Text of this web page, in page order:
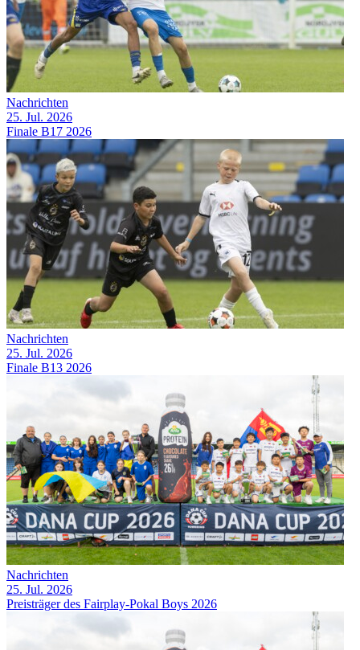
Nachrichten
25. Jul. 2026
Finale B17 2026
Nachrichten
25. Jul. 2026
Finale B13 2026
Nachrichten
25. Jul. 2026
Preisträger des Fairplay-Pokal Boys 2026